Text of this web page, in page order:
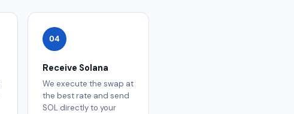
04
Receive Solana
We execute the swap at
the best rate and send
SOL directly to your